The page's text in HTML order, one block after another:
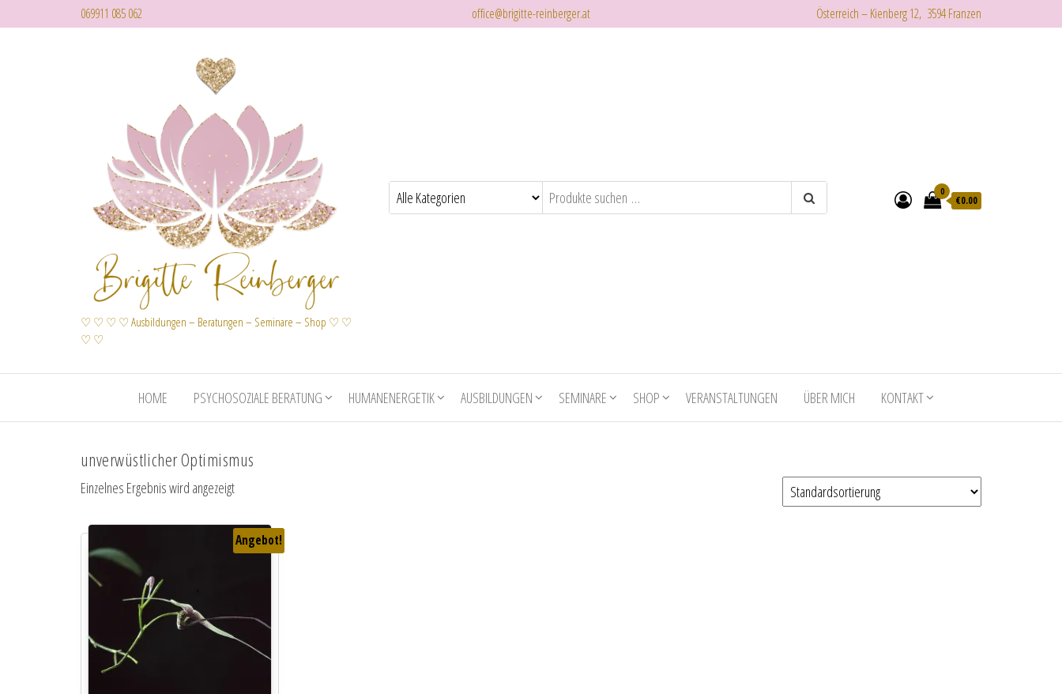
069911 085 062 office@brigitte-reinberger.at Österreich – Kienberg 12, 3594 Franzen
♡ ♡ ♡ ♡ Ausbildungen – Beratungen – Seminare – Shop ♡ ♡
♡ ♡
0
€0.00
HOME PSYCHOSOZIALE BERATUNG HUMANENERGETIK AUSBILDUNGEN SEMINARE SHOP VERANSTALTUNGEN ÜBER MICH KONTAKT
unverwüstlicher Optimismus
Einzelnes Ergebnis wird angezeigt
Angebot!